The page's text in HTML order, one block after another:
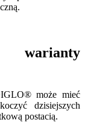
warianty
może mieć
dzisiejszych
postacią.